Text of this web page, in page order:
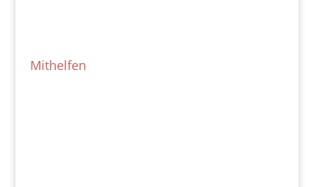
Mithelfen